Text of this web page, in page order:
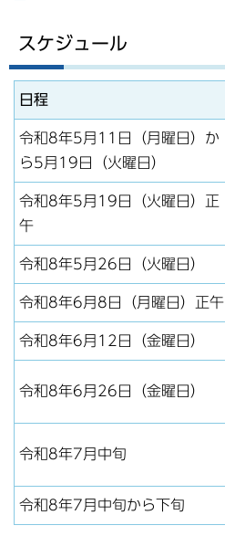
スケジュール
日程
令和8年5月11日（月曜日）か
ら5月19日（火曜日）
令和8年5月19日（火曜日）正
午
令和8年5月26日（火曜日）
令和8年6月8日（月曜日）正午
令和8年6月12日（金曜日）
令和8年6月26日（金曜日）
令和8年7月中旬
令和8年7月中旬から下旬